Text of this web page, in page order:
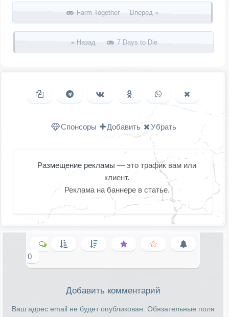
Запись навигация
Farm Together Вперед »
« Назад 7 Days to Die
Копировать ссылкуПоделиться в Telegram
Поделиться ВКонтакте
Поделиться в
Одноклассниках
Поделиться в
WhatsAppв X
Спонсоры Добавить Убрать
Размещение рекламы — это трафик вам или
клиент.
Реклама на баннере в статье.
0
Добавить комментарий
Ваш адрес email не будет опубликован. Обязательные поля